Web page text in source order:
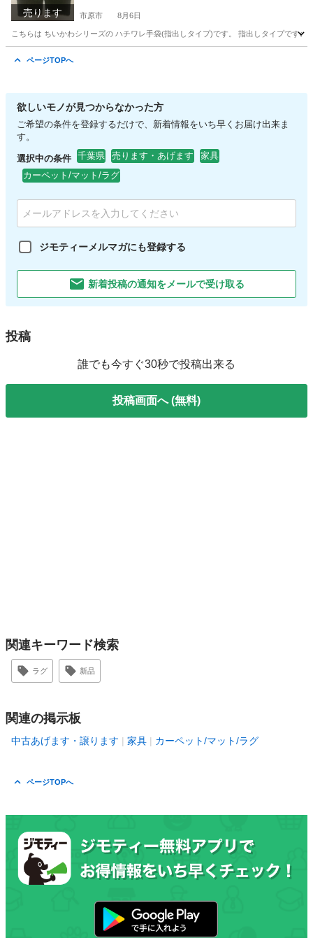
売ります 市原市 8月6日
こちらは ちいかわシリーズの ハチワレ手袋(指出しタイプ)です。 指出しタイプです
ページTOPへ
欲しいモノが見つからなかった方
ご希望の条件を登録するだけで、新着情報をいち早くお届け出来ま
す。
選択中の条件 千葉県 売ります・あげます
家具
カーペット/マット/ラグ
ジモティーメルマガにも登録する
新着投稿の通知をメールで受け取る
投稿
誰でも今すぐ30秒で投稿出来る
投稿画面へ (無料)
関連キーワード検索
ラグ 新品
関連の掲示板
中古あげます・譲ります 家具 カーペット/マット/ラグ
ページTOPへ